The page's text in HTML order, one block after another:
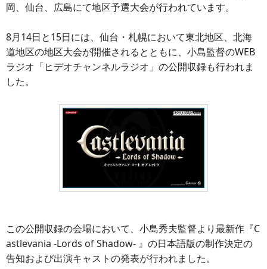
岡、仙台、広島にて地区予選大会が行われています。
8月14日と15日には、仙台・札幌において東北地区、北海
道地区の地区大会が開催されるとともに、小島監督のWEB
ラジオ「ヒデオチャンネルラジオ」の公開収録も行われま
した。
この公開収録の会場において、小島秀夫監督より最新作『C
astlevania -Lords of Shadow- 』の日本語版の制作決定の
告知および出演キャストの発表が行われました。